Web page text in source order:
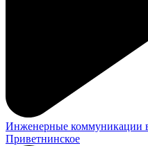
Инженерные коммуникации
Приветнинское